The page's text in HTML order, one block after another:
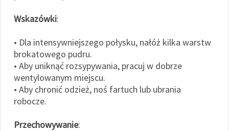
Wskazówki:
• Dla intensywniejszego połysku, nałóż kilka warstw
brokatowego pudru.
• Aby uniknąć rozsypywania, pracuj w dobrze
wentylowanym miejscu.
• Aby chronić odzież, noś fartuch lub ubrania
robocze.
Przechowywanie: